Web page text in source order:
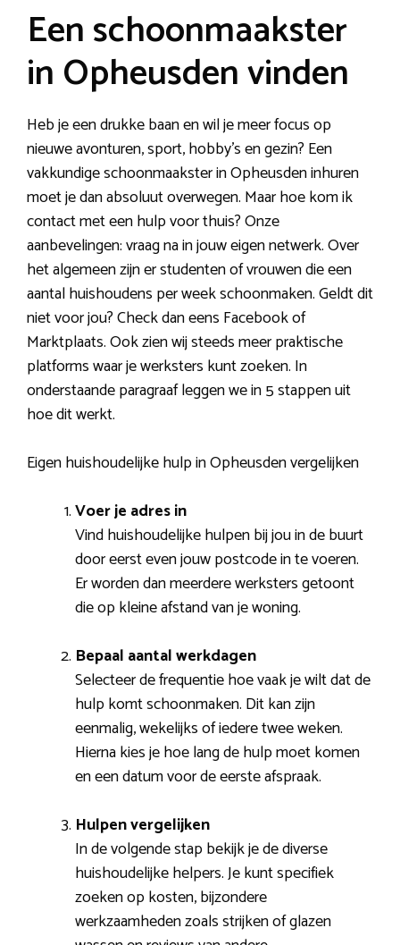
Een schoonmaakster
in Opheusden vinden
Heb je een drukke baan en wil je meer focus op
nieuwe avonturen, sport, hobby’s en gezin? Een
vakkundige schoonmaakster in Opheusden inhuren
moet je dan absoluut overwegen. Maar hoe kom ik
contact met een hulp voor thuis? Onze
aanbevelingen: vraag na in jouw eigen netwerk. Over
het algemeen zijn er studenten of vrouwen die een
aantal huishoudens per week schoonmaken. Geldt dit
niet voor jou? Check dan eens Facebook of
Marktplaats. Ook zien wij steeds meer praktische
platforms waar je werksters kunt zoeken. In
onderstaande paragraaf leggen we in 5 stappen uit
hoe dit werkt.
Eigen huishoudelijke hulp in Opheusden vergelijken
Voer je adres in
Vind huishoudelijke hulpen bij jou in de buurt
door eerst even jouw postcode in te voeren.
Er worden dan meerdere werksters getoont
die op kleine afstand van je woning.
Bepaal aantal werkdagen
Selecteer de frequentie hoe vaak je wilt dat de
hulp komt schoonmaken. Dit kan zijn
eenmalig, wekelijks of iedere twee weken.
Hierna kies je hoe lang de hulp moet komen
en een datum voor de eerste afspraak.
Hulpen vergelijken
In de volgende stap bekijk je de diverse
huishoudelijke helpers. Je kunt specifiek
zoeken op kosten, bijzondere
werkzaamheden zoals strijken of glazen